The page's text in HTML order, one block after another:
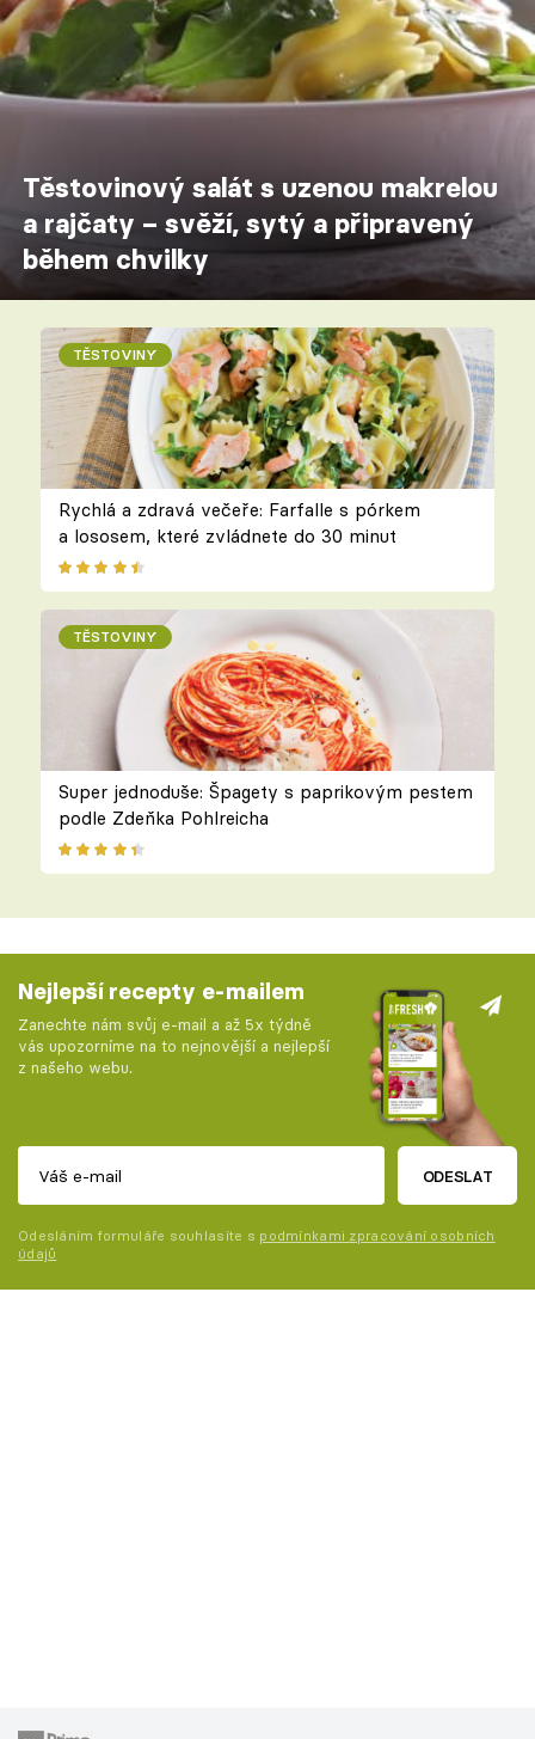
Těstovinový salát s uzenou makrelou
a rajčaty – svěží, sytý a připravený
během chvilky
TĚSTOVINY
Rychlá a zdravá večeře: Farfalle s pórkem
a lososem, které zvládnete do 30 minut
TĚSTOVINY
Super jednoduše: Špagety s paprikovým pestem
podle Zdeňka Pohlreicha
Nejlepší recepty e-mailem
Zanechte nám svůj e-mail a až 5x týdně
vás upozorníme na to nejnovější a nejlepší
z našeho webu.
ODESLAT
Odesláním formuláře souhlasíte s podmínkami zpracování osobních
údajů